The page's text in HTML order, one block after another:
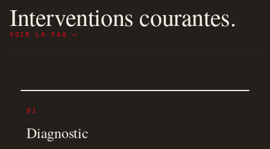
Interventions courantes.
VOIR LA FAQ →
01
Diagnostic